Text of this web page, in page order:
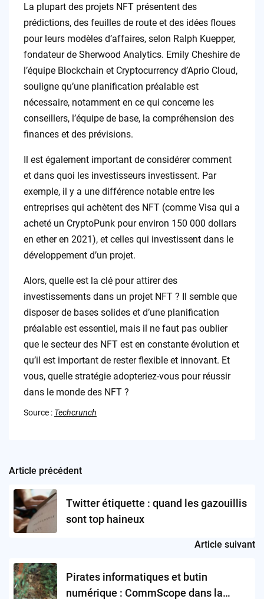
La plupart des projets NFT présentent des
prédictions, des feuilles de route et des idées floues
pour leurs modèles d’affaires, selon Ralph Kuepper,
fondateur de Sherwood Analytics. Emily Cheshire de
l’équipe Blockchain et Cryptocurrency d’Aprio Cloud,
souligne qu’une planification préalable est
nécessaire, notamment en ce qui concerne les
conseillers, l’équipe de base, la compréhension des
finances et des prévisions.
Il est également important de considérer comment
et dans quoi les investisseurs investissent. Par
exemple, il y a une différence notable entre les
entreprises qui achètent des NFT (comme Visa qui a
acheté un CryptoPunk pour environ 150 000 dollars
en ether en 2021), et celles qui investissent dans le
développement d’un projet.
Alors, quelle est la clé pour attirer des
investissements dans un projet NFT ? Il semble que
disposer de bases solides et d’une planification
préalable est essentiel, mais il ne faut pas oublier
que le secteur des NFT est en constante évolution et
qu’il est important de rester flexible et innovant. Et
vous, quelle stratégie adopteriez-vous pour réussir
dans le monde des NFT ?
Source : Techcrunch
Post
navigation
Article précédent
Twitter étiquette : quand les gazouillis
sont top haineux
Article suivant
Pirates informatiques et butin
numérique : CommScope dans la